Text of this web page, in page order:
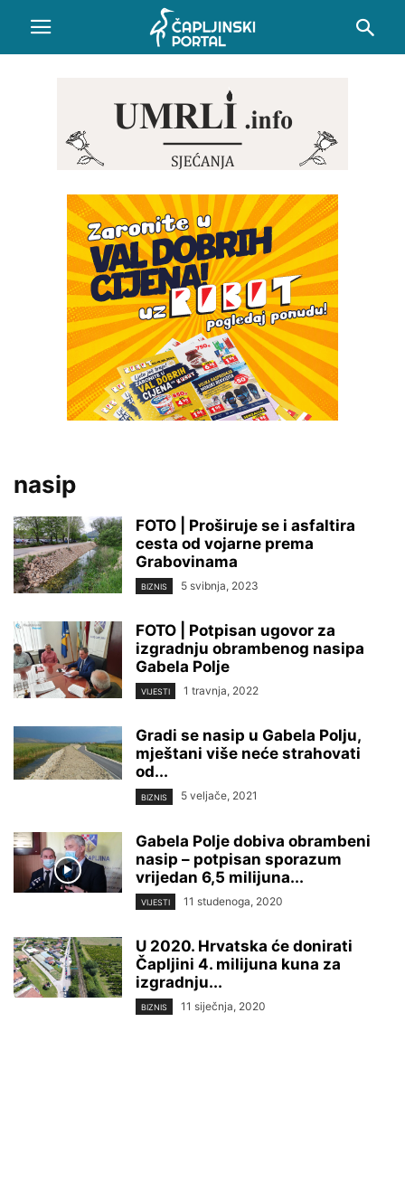
nasip
FOTO | Proširuje se i asfaltira
cesta od vojarne prema
Grabovinama
BIZNIS 5 svibnja, 2023
FOTO | Potpisan ugovor za
izgradnju obrambenog nasipa
Gabela Polje
VIJESTI 1 travnja, 2022
Gradi se nasip u Gabela Polju,
mještani više neće strahovati
od...
BIZNIS 5 veljače, 2021
Gabela Polje dobiva obrambeni
nasip – potpisan sporazum
vrijedan 6,5 milijuna...
VIJESTI 11 studenoga, 2020
U 2020. Hrvatska će donirati
Čapljini 4. milijuna kuna za
izgradnju...
BIZNIS 11 siječnja, 2020